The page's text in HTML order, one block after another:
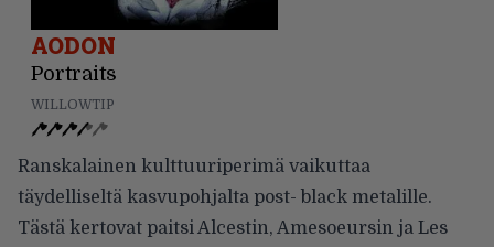
AODON
Portraits
WILLOWTIP
Ranskalainen kulttuuriperimä vaikuttaa
täydelliseltä kasvupohjalta post- black metalille.
Tästä kertovat paitsi Alcestin, Amesoeursin ja Les